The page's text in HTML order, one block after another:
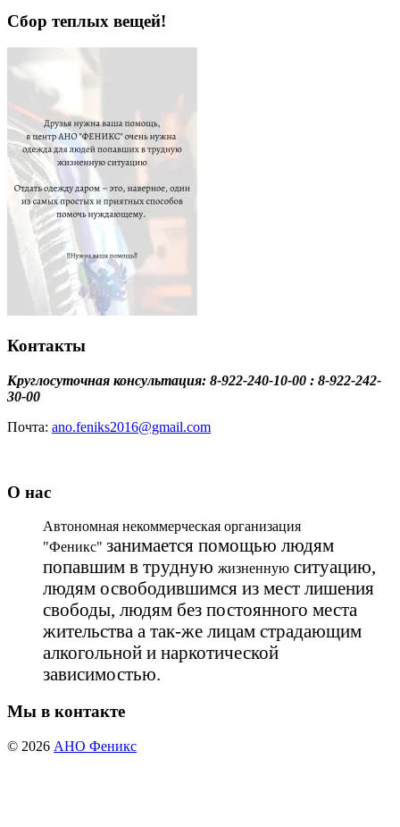
Сбор теплых вещей!
Контакты
Круглосуточная консультация: 8-922-240-10-00 : 8-922-242-
30-00
Почта: ano.feniks2016@gmail.com
О нас
Автономная некоммерческая организация
"Феникс" занимается помощью людям
попавшим в трудную жизненную ситуацию,
людям освободившимся из мест лишения
свободы, людям без постоянного места
жительства а так-же лицам страдающим
алкогольной и наркотической
зависимостью.
Мы в контакте
© 2026 АНО Феникс